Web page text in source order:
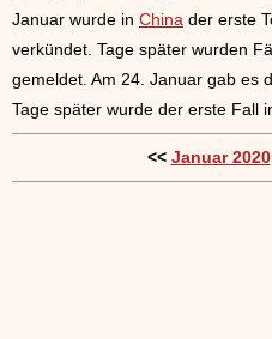
Januar wurde in China der erste
verkündet. Tage später wurden
gemeldet. Am 24. Januar gab es
Tage später wurde der erste Fall
<< Januar 2020